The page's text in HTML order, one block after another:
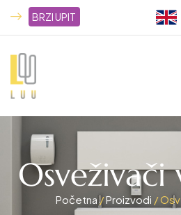
BRZI UPIT
Osveživači
Početna/Proizvodi /